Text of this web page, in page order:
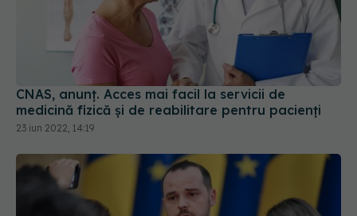
CNAS, anunț. Acces mai facil la servicii de
medicină fizică și de reabilitare pentru pacienți
23 iun 2022, 14:19